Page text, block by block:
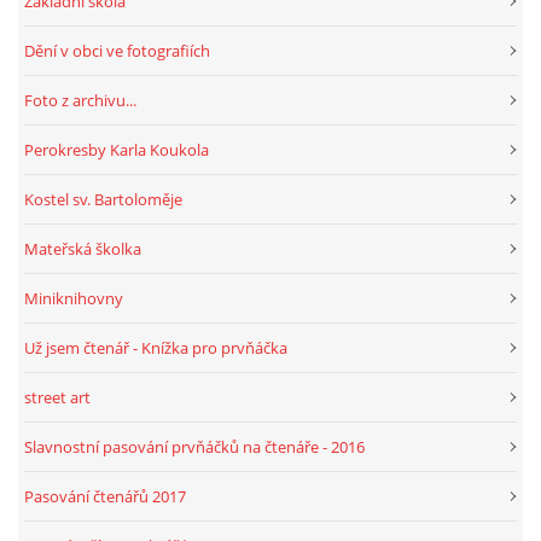
Dění v obci ve fotografiích
Foto z archivu...
Perokresby Karla Koukola
Kostel sv. Bartoloměje
Mateřská školka
Miniknihovny
Už jsem čtenář - Knížka pro prvňáčka
street art
Slavnostní pasování prvňáčků na čtenáře - 2016
Pasování čtenářů 2017